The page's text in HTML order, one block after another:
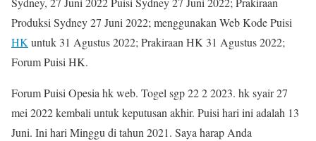
Produksi Sydney 27 Juni 2022; menggunakan Web Kode Puisi
HKuntuk 31 Agustus 2022; Prakiraan HK 31 Agustus 2022;
Forum Puisi HK.
Forum Puisi Opesia hk web. Togel sgp 22 2 2023. hk syair 27
mei 2022 kembali untuk keputusan akhir. Puisi hari ini adalah 13
Juni. Ini hari Minggu di tahun 2021. Saya harap Anda